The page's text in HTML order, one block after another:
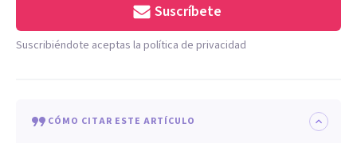
Suscríbete
Suscribiéndote aceptas la política de privacidad
CÓMO CITAR ESTE ARTÍCULO